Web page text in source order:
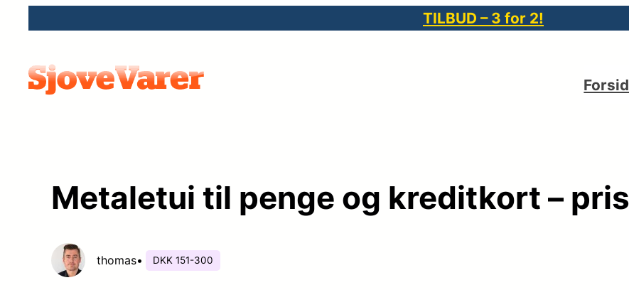
indhold
TILBUD – 3 for 2!
Metaletui til penge og kreditkort –
thomas• DKK 151-300